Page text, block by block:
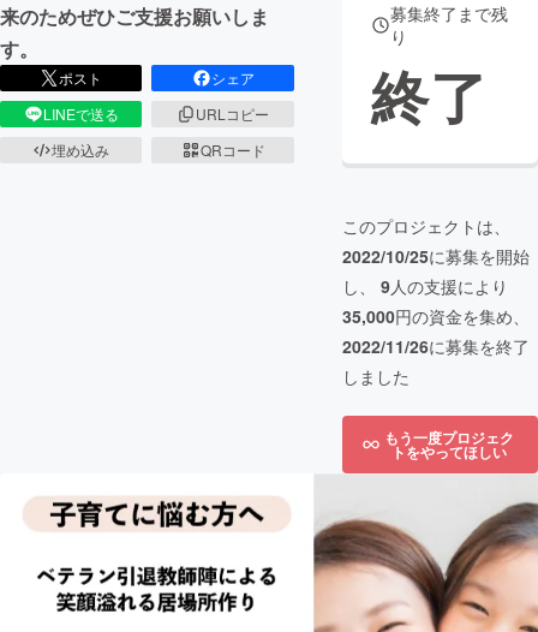
来のためぜひご支援お願いしま
す。
ポスト
シェア
LINEで送る
URLコピー
埋め込み
QRコード
募集終了まで残
り
終了
このプロジェクトは、
2022/10/25に募集を開始
し、 9人の支援により
35,000円の資金を集め、
2022/11/26に募集を終了
しました
もう一度プロジェク
トをやってほしい